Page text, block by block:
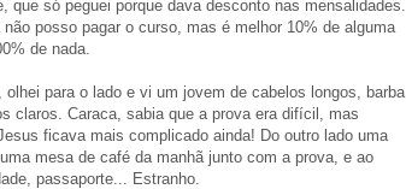
que só peguei porque dava desconto nas mensalidades.
não posso pagar o curso, mas é melhor 10% de alguma
de nada.
olhei para o lado e vi um jovem de cabelos longos, barba
claros. Caraca, sabia que a prova era difícil, mas
ficava mais complicado ainda! Do outro lado uma
mesa de café da manhã junto com a prova, e ao
passaporte... Estranho.